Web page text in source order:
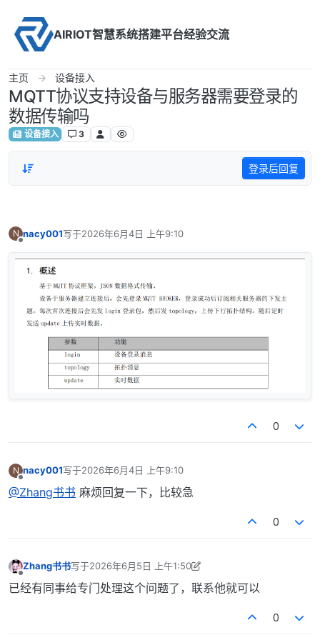
AIRIOT智慧系统搭建平台经验交流
主页 设备接入
MQTT协议支持设备与服务器需要登录的
数据传输吗
设备接入 3
登录后回复
N nacy001写于2026年6月4日 上午9:10
最后由 编辑
0
N
离线
nacy001写于2026年6月4日 上午9:10
最后由 编辑
@Zhang书书 麻烦回复一下，比较急
0
离线
Zhang书书写于2026年6月5日 上午1:50
最后由 Zhang书书 编辑 2026年6月5日 上午9:50
已经有同事给专门处理这个问题了，联系他就可以
0